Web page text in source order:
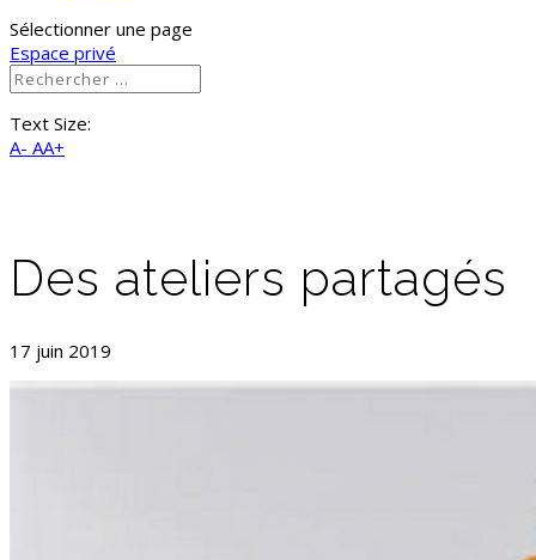
Sélectionner une page
Espace privé
Text Size:
A- AA+
Des ateliers partagés
17 juin 2019